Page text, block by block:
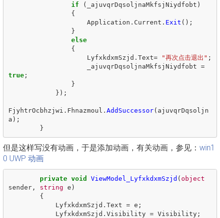
if
( _ajuvqrDqsoljnaMkfsjNiydfobt )
{
Application . Current . Exit ();
}
else
{
LyfxkdxmSzjd . Text= "再次点击退出" ;
_ajuvqrDqsoljnaMkfsjNiydfobt =
true;
}
});
FjyhtrOcbhzjwi . Fhnazmoul . AddSuccessor( ajuvqrDqsoljn
a );
}
但是这样写没有动画，于是添加动画，有关动画，参见： win1
0 UWP 动画
private void ViewModel_LyfxkdxmSzjd (object
sender, string e )
{
LyfxkdxmSzjd . Text = e ;
LyfxkdxmSzjd . Visibility = Visibility;